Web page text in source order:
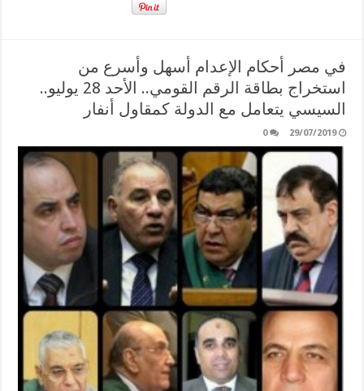
في مصر أحكام الإعدام أسهل وأسرع من
استخراج بطاقة الرقم القومي.. الأحد 28 يوليو..
السيسي يتعامل مع الدولة كمقاول أنفار
29/07/2019
0